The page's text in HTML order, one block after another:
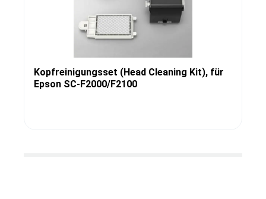
Kopfreinigungsset (Head Cleaning Kit), für
Epson SC-F2000/F2100